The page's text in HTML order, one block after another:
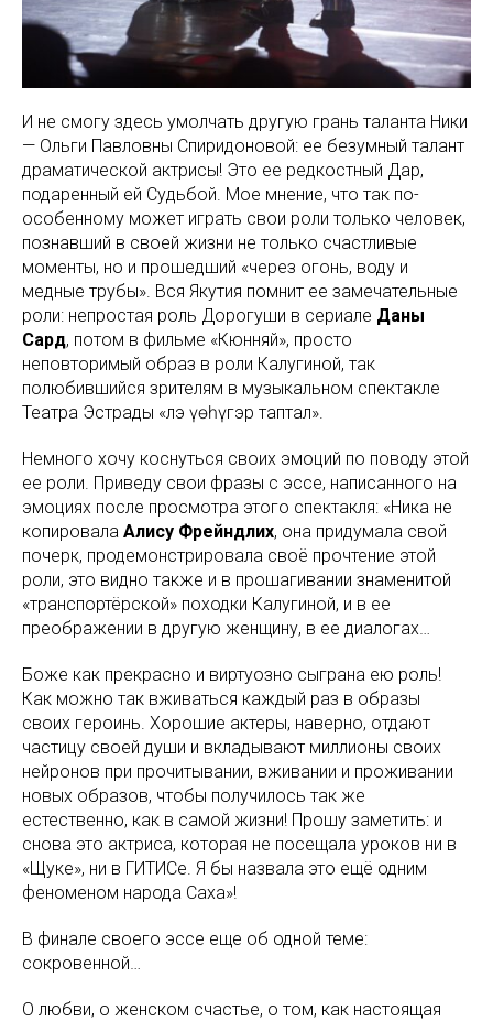
И не смогу здесь умолчать другую грань таланта Ники
— Ольги Павловны Спиридоновой: ее безумный талант
драматической актрисы! Это ее редкостный Дар,
подаренный ей Судьбой. Мое мнение, что так по-
особенному может играть свои роли только человек,
познавший в своей жизни не только счастливые
моменты, но и прошедший «через огонь, воду и
медные трубы». Вся Якутия помнит ее замечательные
роли: непростая роль Дорогуши в сериале Даны
Сард, потом в фильме «Кюнняй», просто
неповторимый образ в роли Калугиной, так
полюбившийся зрителям в музыкальном спектакле
Театра Эстрады «Үлэ үөһүгэр таптал».
Немного хочу коснуться своих эмоций по поводу этой
ее роли. Приведу свои фразы с эссе, написанного на
эмоциях после просмотра этого спектакля: «Ника не
копировала Алису Фрейндлих, она придумала свой
почерк, продемонстрировала своё прочтение этой
роли, это видно также и в прошагивании знаменитой
«транспортёрской» походки Калугиной, и в ее
преображении в другую женщину, в ее диалогах…
Боже как прекрасно и виртуозно сыграна ею роль!
Как можно так вживаться каждый раз в образы
своих героинь. Хорошие актеры, наверно, отдают
частицу своей души и вкладывают миллионы своих
нейронов при прочитывании, вживании и проживании
новых образов, чтобы получилось так же
естественно, как в самой жизни! Прошу заметить: и
снова это актриса, которая не посещала уроков ни в
«Щуке», ни в ГИТИСе. Я бы назвала это ещё одним
феноменом народа Саха»!
В финале своего эссе еще об одной теме:
сокровенной…
О любви, о женском счастье, о том, как настоящая